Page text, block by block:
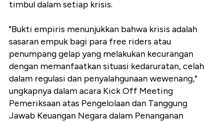
timbul dalam setiap krisis.
"Bukti empiris menunjukkan bahwa krisis adalah
sasaran empuk bagi para free riders atau
penumpang gelap yang melakukan kecurangan
dengan memanfaatkan situasi kedaruratan, celah
dalam regulasi dan penyalahgunaan wewenang,"
ungkapnya dalam acara Kick Off Meeting
Pemeriksaan atas Pengelolaan dan Tanggung
Jawab Keuangan Negara dalam Penanganan